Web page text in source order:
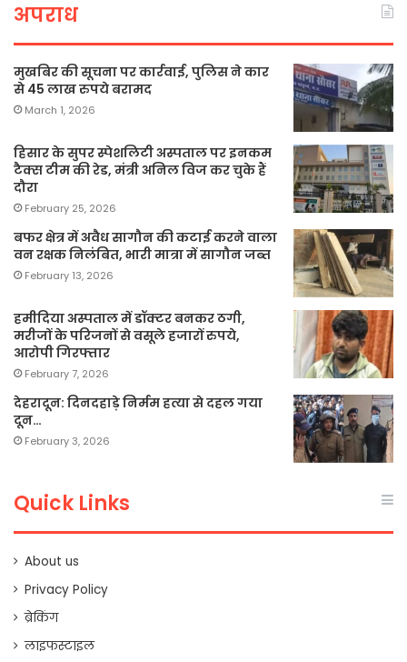
अपराध
मुखबिर की सूचना पर कार्रवाई, पुलिस ने कार
से 45 लाख रुपये बरामद
March 1, 2026
हिसार के सुपर स्पेशलिटी अस्पताल पर इनकम
टैक्स टीम की रेड, मंत्री अनिल विज कर चुके हैं
दौरा
February 25, 2026
बफर क्षेत्र में अवैध सागौन की कटाई करने वाला
वन रक्षक निलंबित, भारी मात्रा में सागौन जब्त
February 13, 2026
हमीदिया अस्पताल में डॉक्टर बनकर ठगी,
मरीजों के परिजनों से वसूले हजारों रुपये,
आरोपी गिरफ्तार
February 7, 2026
देहरादून: दिनदहाड़े निर्मम हत्या से दहल गया
दून…
February 3, 2026
Quick Links
About us
Privacy Policy
ब्रेकिंग
लाइफस्टाइल